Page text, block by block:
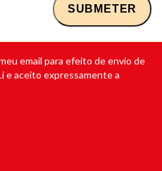
email para efeito de envio de
e aceito expressamente a